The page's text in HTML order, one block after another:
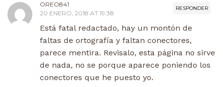
RESPONDER
OREO841
20 ENERO, 2018 AT 19:38
Está fatal redactado, hay un montón de
faltas de ortografía y faltan conectores,
parece mentira. Revisalo, esta página no sirve
de nada, no se porque aparece poniendo los
conectores que he puesto yo.